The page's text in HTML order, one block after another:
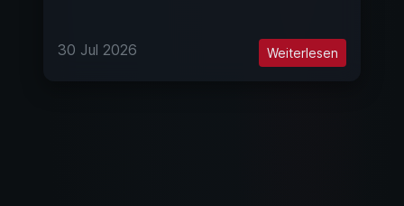
30 Jul 2026 Weiterlesen